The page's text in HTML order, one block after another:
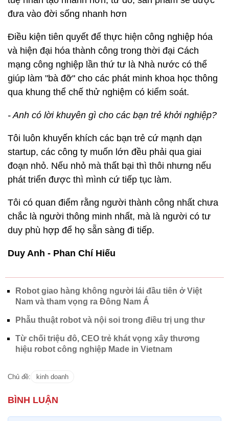
đưa vào đời sống nhanh hơn
Điều kiện tiên quyết để thực hiện công nghiệp hóa
và hiện đại hóa thành công trong thời đại Cách
mạng công nghiệp lần thứ tư là Nhà nước có thể
giúp làm "bà đỡ" cho các phát minh khoa học thông
qua khung thể chế thử nghiệm có kiểm soát.
- Anh có lời khuyên gì cho các bạn trẻ khởi nghiệp?
Tôi luôn khuyến khích các bạn trẻ cứ mạnh dạn
startup, các công ty muốn lớn đều phải qua giai
đoạn nhỏ. Nếu nhỏ mà thất bại thì thôi nhưng nếu
phát triển được thì mình cứ tiếp tục làm.
Tôi có quan điểm rằng người thành công nhất chưa
chắc là người thông minh nhất, mà là người có tư
duy phù hợp để họ sẵn sàng đi tiếp.
Duy Anh - Phan Chí Hiếu
Robot giao hàng không người lái đầu tiên ở Việt
Nam và tham vọng ra Đông Nam Á
Phẫu thuật robot và nội soi trong điều trị ung thư
Từ chối triệu đô, CEO trẻ khát vọng xây thương
hiệu robot công nghiệp Made in Vietnam
Chủ đề: kinh doanh